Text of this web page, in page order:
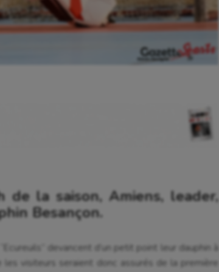
Kayak-polo
de la saison, Amiens, leader,
Besançon.
devancent d’un petit point leur dauphin à
visiteurs seraient donc assurés de la première